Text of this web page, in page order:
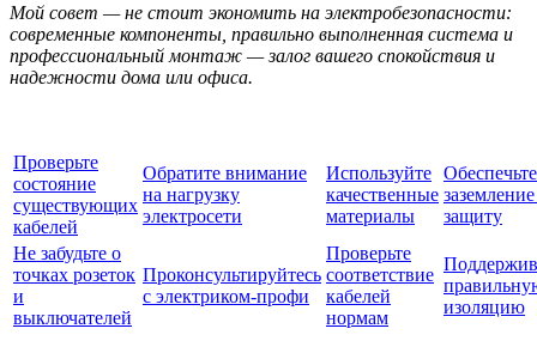
Мой совет — не стоит экономить на электробезопасности:
современные компоненты, правильно выполненная система и
профессиональный монтаж — залог вашего спокойствия и
надежности дома или офиса.
Проверьте
состояние
существующих
кабелей
Обратите внимание
на нагрузку
электросети
Используйте
качественные
материалы
Обеспечьте
защиту
Не забудьте о
точках розеток
и
выключателей
Проконсультируйтесь
с электриком-профи
Проверьте
соответствие
кабелей
нормам
изоляцию